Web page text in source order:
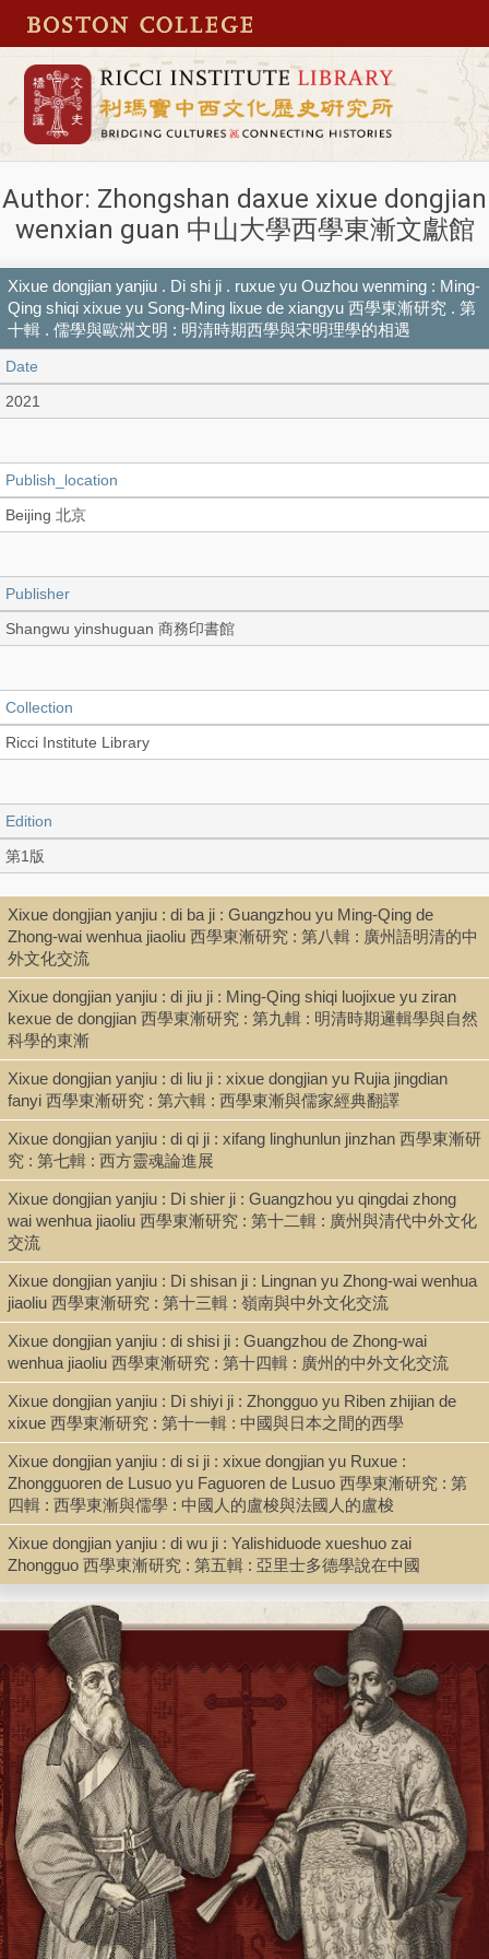
Author: Zhongshan daxue xixue dongjian
wenxian guan 中山大學西學東漸文獻館
Xixue dongjian yanjiu . Di shi ji . ruxue yu Ouzhou wenming : Ming-
Qing shiqi xixue yu Song-Ming lixue de xiangyu 西學東漸研究 . 第
十輯 . 儒學與歐洲文明 : 明清時期西學與宋明理學的相遇
Date
2021
Publish_location
Beijing 北京
Publisher
Shangwu yinshuguan 商務印書館
Collection
Ricci Institute Library
Edition
第1版
Language
Chinese 中文[簡體]
Record_type
Periodical
Shelf
Stacks
Call Number
B5234.Z46 2021
391 p. : illus. ; 23cm.
Note
Xixue dongjian yanjiu . Di shi ji . ruxue yu Ouzhou wenming : Ming-
Ming lixue de xiangyu 西學東漸研究 . 第十輯 . 儒學與歐洲文明 : 明清
Zhongshan daxue xixue dongjian wenxian guan 中山大學西學東漸文
Multimedia
Xixue dongjian yanjiu : di ba ji : Guangzhou yu Ming-Qing de
Zhong-wai wenhua jiaoliu 西學東漸研究 : 第八輯 : 廣州語明清的中
外文化交流
Xixue dongjian yanjiu : di jiu ji : Ming-Qing shiqi luojixue yu ziran
kexue de dongjian 西學東漸研究 : 第九輯 : 明清時期邏輯學與自然
科學的東漸
Xixue dongjian yanjiu : di liu ji : xixue dongjian yu Rujia jingdian
fanyi 西學東漸研究 : 第六輯 : 西學東漸與儒家經典翻譯
Xixue dongjian yanjiu : di qi ji : xifang linghunlun jinzhan 西學東漸研
究 : 第七輯 : 西方靈魂論進展
Xixue dongjian yanjiu : Di shier ji : Guangzhou yu qingdai zhong
wai wenhua jiaoliu 西學東漸研究 : 第十二輯 : 廣州與清代中外文化
交流
Xixue dongjian yanjiu : Di shisan ji : Lingnan yu Zhong-wai wenhua
jiaoliu 西學東漸研究 : 第十三輯 : 嶺南與中外文化交流
Xixue dongjian yanjiu : di shisi ji : Guangzhou de Zhong-wai
wenhua jiaoliu 西學東漸研究 : 第十四輯 : 廣州的中外文化交流
Xixue dongjian yanjiu : Di shiyi ji : Zhongguo yu Riben zhijian de
xixue 西學東漸研究 : 第十一輯 : 中國與日本之間的西學
Xixue dongjian yanjiu : di si ji : xixue dongjian yu Ruxue :
Zhongguoren de Lusuo yu Faguoren de Lusuo 西學東漸研究 : 第
四輯 : 西學東漸與儒學 : 中國人的盧梭與法國人的盧梭
Xixue dongjian yanjiu : di wu ji : Yalishiduode xueshuo zai
Zhongguo 西學東漸研究 : 第五輯 : 亞里士多德學說在中國